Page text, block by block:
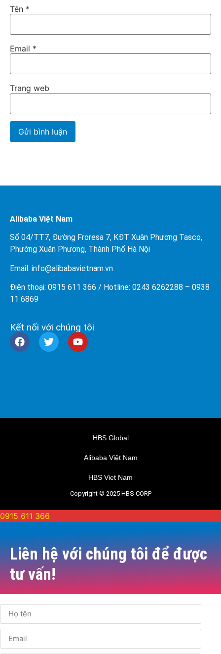
Tên *
Email *
Trang web
Alibaba Việt Nam
Số 04/TT7, Đường Froresa 7, KĐT Xuân Phương Tasco,
Phường Xuân Phương, Thành Phố Hà Nội
Email: info@alibabavietnam.vn
Điện thoại: 0915 611 366 / Hotline: 0243 6262288 – 0938
11 6869
Kết nối với chúng tôi
HBS Global
Alibaba Việt Nam
HBS Viet Nam
Copyright © 2025 HBS CORP
0915 611 366
Liên hệ với chúng tôi để được
tư vấn!